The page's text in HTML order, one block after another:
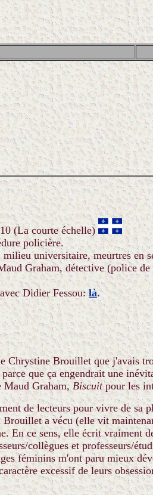
(La courte échelle)
policière.
milieu universitaire, meurtres en
Graham, détective (police de
Didier Fessou: là.
Chrystine Brouillet que j'avais
que ça engendrait une
Maud Graham,Biscuitpour les
de lecteurs pour vivre de sa
a vécu (elle vit
En ce sens, elle écrit vraiment
collègues et professeurs/
féminins m'ont paru mieux
excessif de leurs